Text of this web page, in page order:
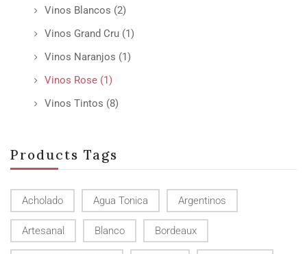
Vinos Blancos (2)
Vinos Grand Cru (1)
Vinos Naranjos (1)
Vinos Rose (1)
Vinos Tintos (8)
Products Tags
Acholado Agua Tonica Argentinos
Artesanal Blanco Bordeaux